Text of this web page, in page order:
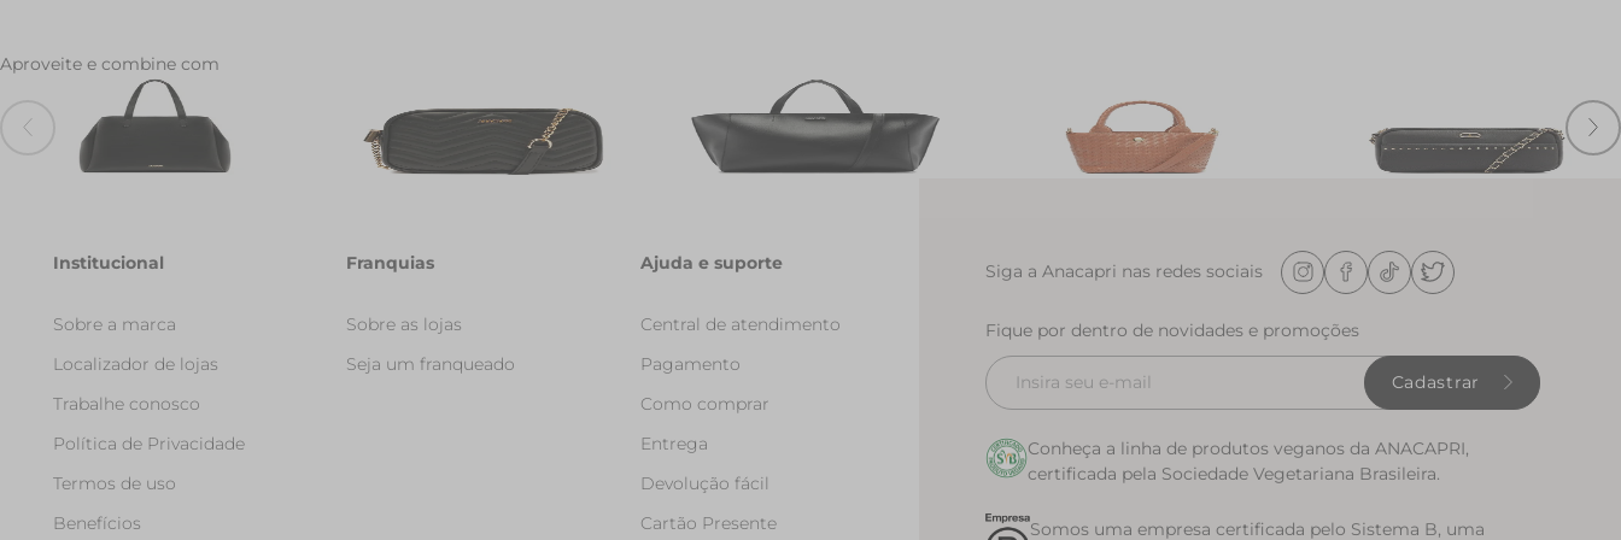
Aproveite e combine com
Bolsa Shopping Grande Minimal
Preta
R$ 289,90
Bolsa Tiracolo Media Matelasse Zig
Zag Preta
R$ 199,90
Bolsa Tote Grande Moonlight Preta
R$ 299,90
R$ 149,90
Bolsa Tote Media Matelasse Marrom
R$ 369,90R$ 144,90
Bolsa Tiracolo Pequena Tachas Preta
R$ 249,90R$ 124,90
Institucional
Sobre a marca
Localizador de lojas
Trabalhe conosco
Política de Privacidade
Termos de uso
Benefícios
Franquias
Sobre as lojas
Seja um franqueado
Ajuda e suporte
Central de atendimento
Pagamento
Como comprar
Entrega
Devolução fácil
Cartão Presente
Siga a Anacapri nas redes sociais
Fique por dentro de novidades e promoções
Cadastrar
Conheça a linha de produtos veganos da ANACAPRI,
certificada pela Sociedade Vegetariana Brasileira.
Somos uma empresa certificada pelo Sistema B, uma